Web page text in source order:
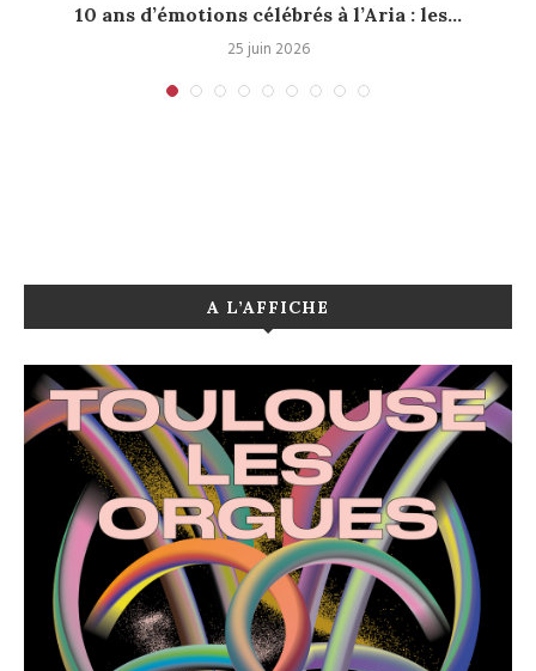
10 ans d’émotions célébrés à l’Aria : les...
25 juin 2026
A L’AFFICHE